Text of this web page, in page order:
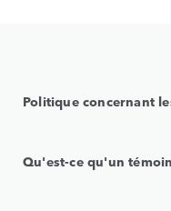
Politique concernant
Qu'est-ce qu'un